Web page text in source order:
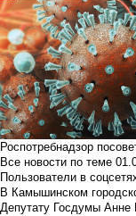
Роспотребнадзор
Все новости по теме
Пользователи в
В Камышинском
Депутату Госдумы Анне